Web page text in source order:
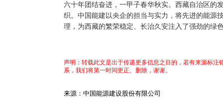
六十年团结奋进，一甲子春华秋实。西藏自治区的
织。中国能建以央企的担当与实力，将先进的能源
理，为西藏的繁荣稳定、长治久安注入了强劲的绿
声明：转载此文是出于传递更多信息之目的，若有来源标
系，我们将第一时间更正、删除，谢谢。
来源：中国能源建设股份有限公司